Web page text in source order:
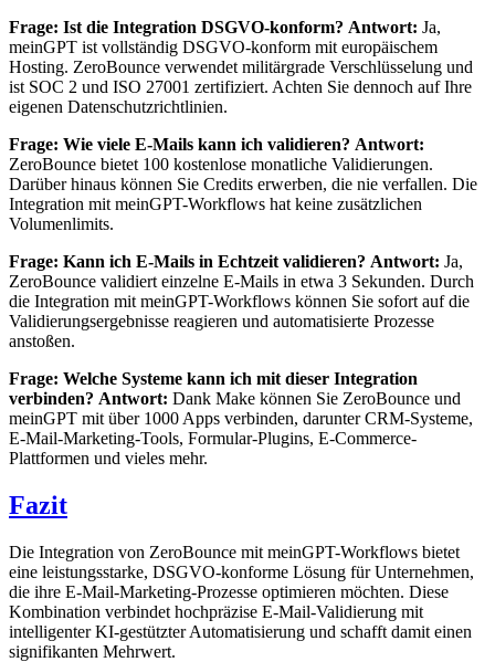
Frage: Ist die Integration DSGVO-konform? Antwort: Ja,
meinGPT ist vollständig DSGVO-konform mit europäischem
Hosting. ZeroBounce verwendet militärgrade Verschlüsselung und
ist SOC 2 und ISO 27001 zertifiziert. Achten Sie dennoch auf Ihre
eigenen Datenschutzrichtlinien.
Frage: Wie viele E-Mails kann ich validieren? Antwort:
ZeroBounce bietet 100 kostenlose monatliche Validierungen.
Darüber hinaus können Sie Credits erwerben, die nie verfallen. Die
Integration mit meinGPT-Workflows hat keine zusätzlichen
Volumenlimits.
Frage: Kann ich E-Mails in Echtzeit validieren? Antwort: Ja,
ZeroBounce validiert einzelne E-Mails in etwa 3 Sekunden. Durch
die Integration mit meinGPT-Workflows können Sie sofort auf die
Validierungsergebnisse reagieren und automatisierte Prozesse
anstoßen.
Frage: Welche Systeme kann ich mit dieser Integration
verbinden? Antwort: Dank Make können Sie ZeroBounce und
meinGPT mit über 1000 Apps verbinden, darunter CRM-Systeme,
E-Mail-Marketing-Tools, Formular-Plugins, E-Commerce-
Plattformen und vieles mehr.
Fazit
Die Integration von ZeroBounce mit meinGPT-Workflows bietet
eine leistungsstarke, DSGVO-konforme Lösung für Unternehmen,
die ihre E-Mail-Marketing-Prozesse optimieren möchten. Diese
Kombination verbindet hochpräzise E-Mail-Validierung mit
intelligenter KI-gestützter Automatisierung und schafft damit einen
signifikanten Mehrwert.